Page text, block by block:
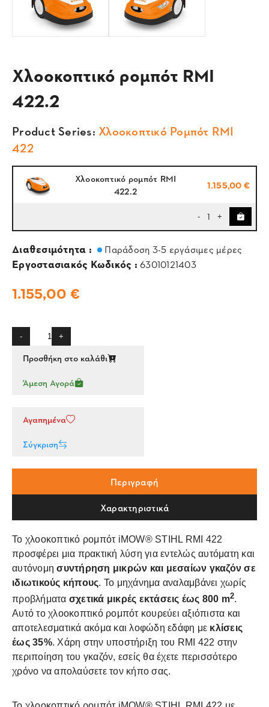
Χλοοκοπτικό ρομπότ RMI
422.2
Product Series: Χλοοκοπτικό Ρομπότ RMI
422
Χλοοκοπτικό ρομπότ RMI
422.2
1.155,00 €
- 1 +
Διαθεσιμότητα : Παράδοση 3-5 εργάσιμες μέρες
Εργοστασιακός Κωδικός : 63010121403
1.155,00 €
- +
Προσθήκη στο καλάθι
Άμεση Αγορά
Αγαπημένα
Σύγκριση
Περιγραφή
Χαρακτηριστικά
Το χλοοκοπτικό ρομπότ iMOW® STIHL RMI 422
προσφέρει μια πρακτική λύση για εντελώς αυτόματη και
αυτόνομη συντήρηση μικρών και μεσαίων γκαζόν σε
ιδιωτικούς κήπους. Το μηχάνημα αναλαμβάνει χωρίς
προβλήματα σχετικά μικρές εκτάσεις έως 800 m2.
Αυτό το χλοοκοπτικό ρομπότ κουρεύει αξιόπιστα και
αποτελεσματικά ακόμα και λοφώδη εδάφη με κλίσεις
έως 35%. Χάρη στην υποστήριξη του RMI 422 στην
περιποίηση του γκαζόν, εσείς θα έχετε περισσότερο
χρόνο να απολαύσετε τον κήπο σας.